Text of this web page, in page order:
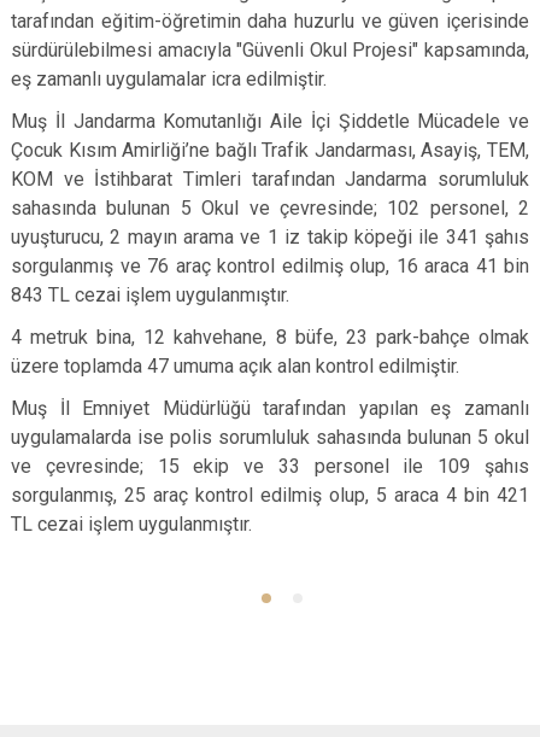
tarafından eğitim-öğretimin daha huzurlu ve güven içerisinde
sürdürülebilmesi amacıyla "Güvenli Okul Projesi" kapsamında,
eş zamanlı uygulamalar icra edilmiştir.
Muş İl Jandarma Komutanlığı Aile İçi Şiddetle Mücadele ve
Çocuk Kısım Amirliği’ne bağlı Trafik Jandarması, Asayiş, TEM,
KOM ve İstihbarat Timleri tarafından Jandarma sorumluluk
sahasında bulunan 5 Okul ve çevresinde; 102 personel, 2
uyuşturucu, 2 mayın arama ve 1 iz takip köpeği ile 341 şahıs
sorgulanmış ve 76 araç kontrol edilmiş olup, 16 araca 41 bin
843 TL cezai işlem uygulanmıştır.
4 metruk bina, 12 kahvehane, 8 büfe, 23 park-bahçe olmak
üzere toplamda 47 umuma açık alan kontrol edilmiştir.
Muş İl Emniyet Müdürlüğü tarafından yapılan eş zamanlı
uygulamalarda ise polis sorumluluk sahasında bulunan 5 okul
ve çevresinde; 15 ekip ve 33 personel ile 109 şahıs
sorgulanmış, 25 araç kontrol edilmiş olup, 5 araca 4 bin 421
TL cezai işlem uygulanmıştır.